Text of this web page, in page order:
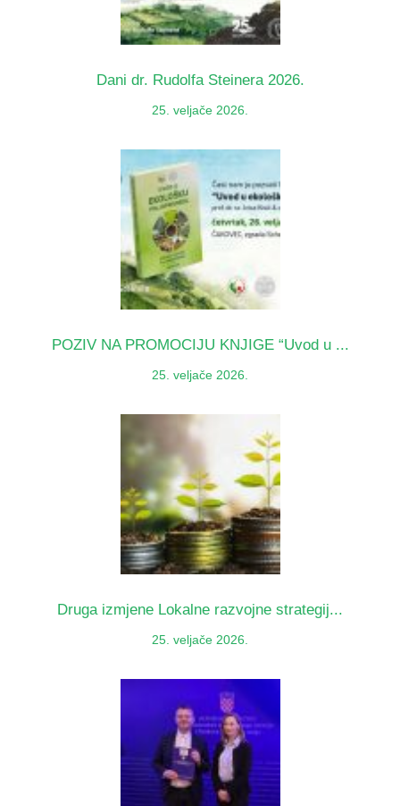
Dani dr. Rudolfa Steinera 2026.
25. veljače 2026.
POZIV NA PROMOCIJU KNJIGE “Uvod u ...
25. veljače 2026.
Druga izmjene Lokalne razvojne strategij...
25. veljače 2026.